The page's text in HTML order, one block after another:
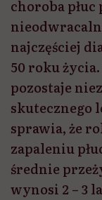
choroba płuc
najczęściej
50 roku
pozostaje
skutecznego
sprawia, że
zapaleniu
średnie
wynosi 2 – 3